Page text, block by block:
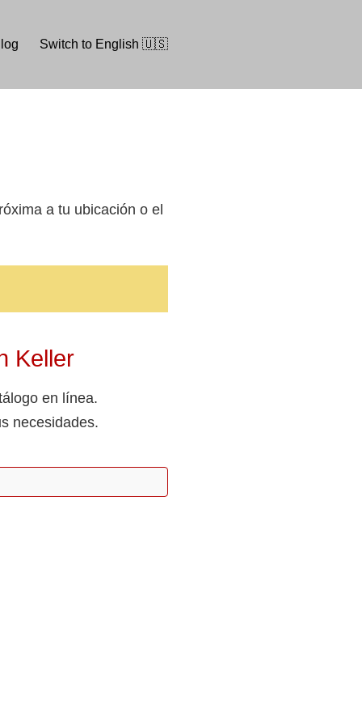
Switch to English 🇺🇸
a tu ubicación o el
Keller
en línea.
necesidades.